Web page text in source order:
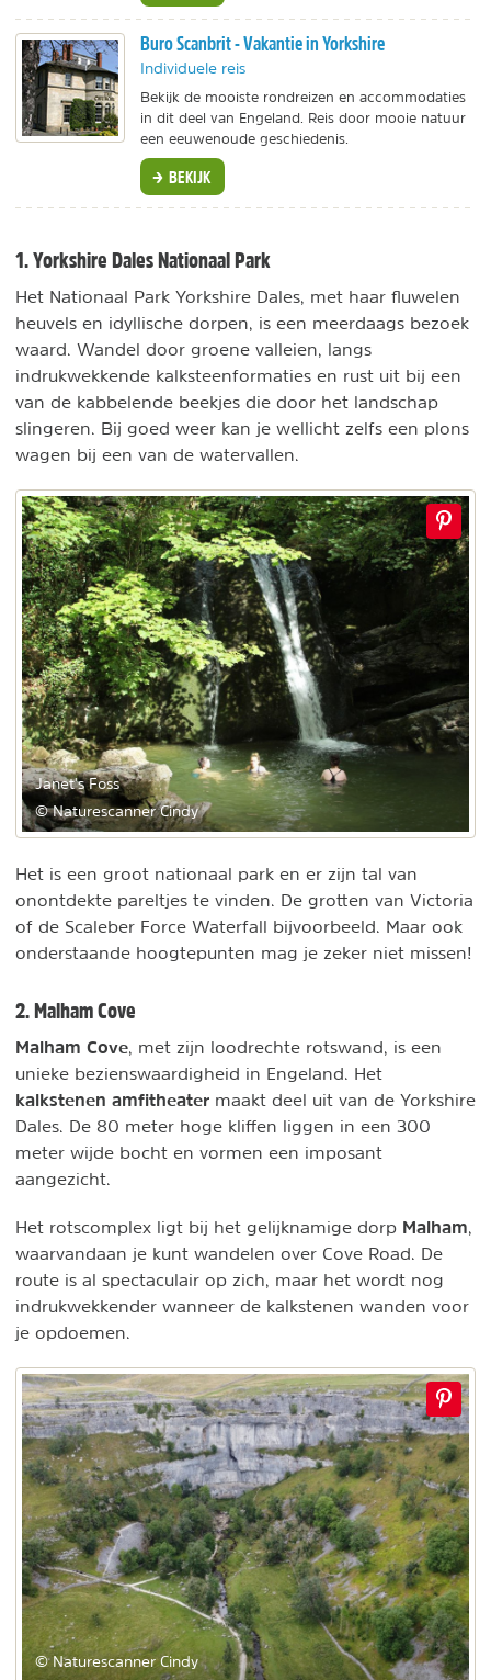
Buro Scanbrit - Vakantie in Yorkshire
Individuele reis
Bekijk de mooiste rondreizen en accommodaties
in dit deel van Engeland. Reis door mooie natuur
een eeuwenoude geschiedenis.
BEKIJK
1. Yorkshire Dales Nationaal Park
Het Nationaal Park Yorkshire Dales, met haar fluwelen
heuvels en idyllische dorpen, is een meerdaags bezoek
waard. Wandel door groene valleien, langs
indrukwekkende kalksteenformaties en rust uit bij een
van de kabbelende beekjes die door het landschap
slingeren. Bij goed weer kan je wellicht zelfs een plons
wagen bij een van de watervallen.
Janet's Foss
© Naturescanner Cindy
Het is een groot nationaal park en er zijn tal van
onontdekte pareltjes te vinden. De grotten van Victoria
of de Scaleber Force Waterfall bijvoorbeeld. Maar ook
onderstaande hoogtepunten mag je zeker niet missen!
2. Malham Cove
Malham Cove, met zijn loodrechte rotswand, is een
unieke bezienswaardigheid in Engeland. Het
kalkstenen amfitheater maakt deel uit van de Yorkshire
Dales. De 80 meter hoge kliffen liggen in een 300
meter wijde bocht en vormen een imposant
aangezicht.
Het rotscomplex ligt bij het gelijknamige dorp Malham,
waarvandaan je kunt wandelen over Cove Road. De
route is al spectaculair op zich, maar het wordt nog
indrukwekkender wanneer de kalkstenen wanden voor
je opdoemen.
© Naturescanner Cindy